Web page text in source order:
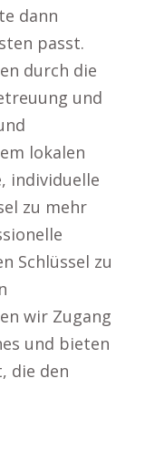
dann
passt.
durch die
und
lokalen
individuelle
zu mehr
Schlüssel zu
wir Zugang
und bieten
die den